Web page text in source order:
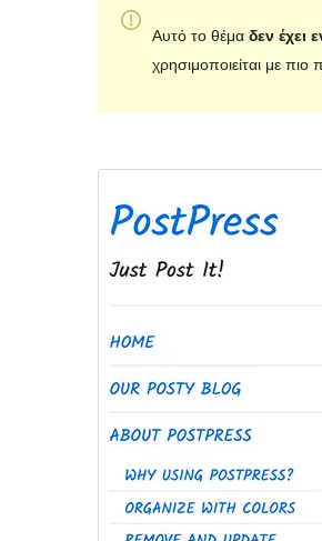
Αυτό το θέμα δεν έχει
χρησιμοποιείται με